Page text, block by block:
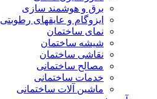
برق و هوشمند سازی
ایزوگام و عایقهای رطوبتی
نمای ساختمان
شیشه ساختمان
نقاشی ساختمان
مصالح ساختمانی
خدمات ساختمانی
ماشین آلات ساختمانی